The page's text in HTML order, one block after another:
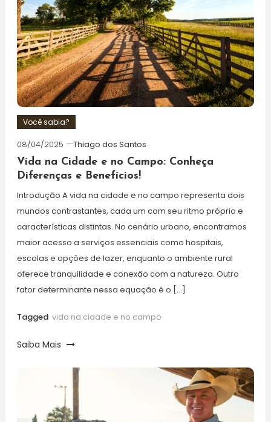
Você sabia?
08/04/2025
Thiago dos Santos
Vida na Cidade e no Campo: Conheça
Diferenças e Benefícios!
Introdução A vida na cidade e no campo representa dois
mundos contrastantes, cada um com seu ritmo próprio e
características distintas. No cenário urbano, encontramos
maior acesso a serviços essenciais como hospitais,
escolas e opções de lazer, enquanto o ambiente rural
oferece tranquilidade e conexão com a natureza. Outro
fator determinante nessa equação é o […]
Tagged vida na cidade e no campo
Saiba Mais